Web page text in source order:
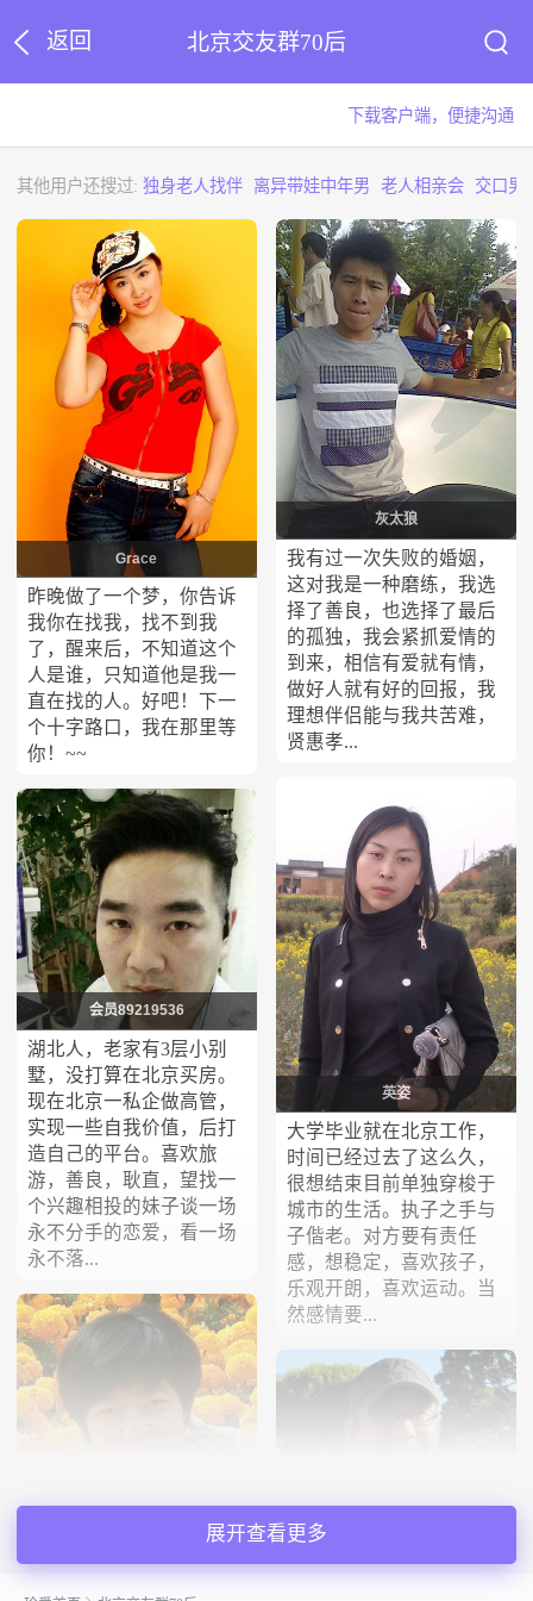
返回 北京交友群70后
下载客户端，便捷沟通
其他用户还搜过:独身老人找伴 离异带娃中年男 老人相亲会 交口男
Grace
昨晚做了一个梦，你告诉
我你在找我，找不到我
了，醒来后，不知道这个
人是谁，只知道他是我一
直在找的人。好吧！下一
个十字路口，我在那里等
你！~~
会员89219536
湖北人，老家有3层小别
墅，没打算在北京买房。
现在北京一私企做高管，
实现一些自我价值，后打
造自己的平台。喜欢旅
游，善良，耿直，望找一
个兴趣相投的妹子谈一场
永不分手的恋爱，看一场
永不落...
长大！我和孩子住一套
灰太狼
我有过一次失败的婚姻，
这对我是一种磨练，我选
择了善良，也选择了最后
的孤独，我会紧抓爱情的
到来，相信有爱就有情，
做好人就有好的回报，我
理想伴侣能与我共苦难，
贤惠孝...
英姿
大学毕业就在北京工作，
时间已经过去了这么久，
很想结束目前单独穿梭于
城市的生活。执子之手与
子偕老。对方要有责任
感，想稳定，喜欢孩子，
乐观开朗，喜欢运动。当
然感情要...
一个普普通通的我，憧憬
简单快乐的生活，希望能
展开查看更多